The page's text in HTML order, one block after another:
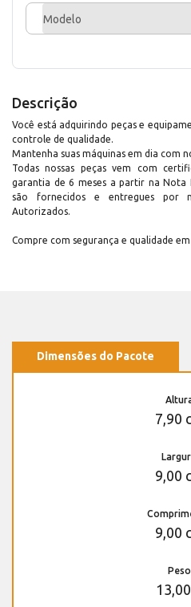
Modelo
Descrição
Você está adquirindo peças e
controle de qualidade.
Mantenha suas máquinas em dia com
Todas nossas peças vem com
garantia de 6 meses a partir na Nota
são fornecidos e entregues por
Autorizados.
Compre com segurança e qualidade
Dimensões do Pacote
7,90
9,00
9,00
Peso